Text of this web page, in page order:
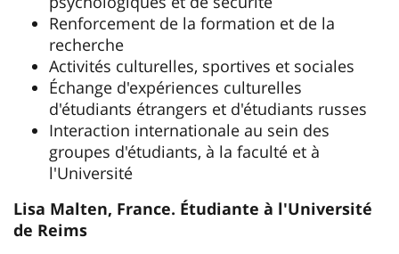
Renforcement de la formation et de la
recherche
Activités culturelles, sportives et sociales
Échange d'expériences culturelles
d'étudiants étrangers et d'étudiants russes
Interaction internationale au sein des
groupes d'étudiants, à la faculté et à
l'Université
Lisa Malten, France. Étudiante à l'Université
de Reims